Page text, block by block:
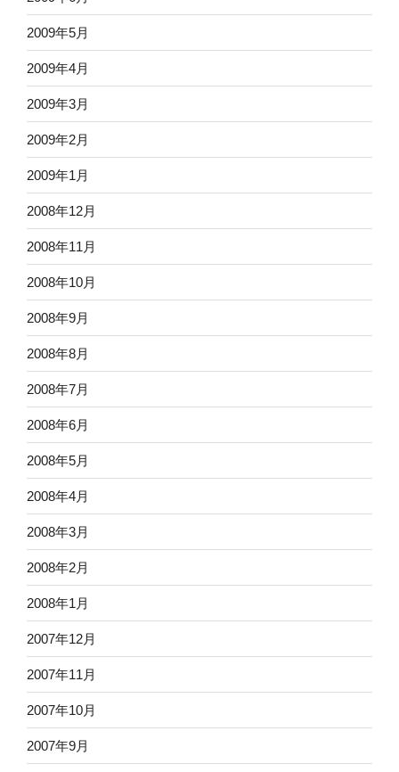
2009年5月
2009年4月
2009年3月
2009年2月
2009年1月
2008年12月
2008年11月
2008年10月
2008年9月
2008年8月
2008年7月
2008年6月
2008年5月
2008年4月
2008年3月
2008年2月
2008年1月
2007年12月
2007年11月
2007年10月
2007年9月